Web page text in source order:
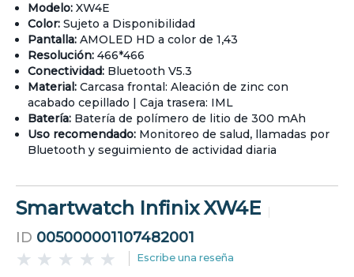
Modelo: XW4E
Color: Sujeto a Disponibilidad
Pantalla: AMOLED HD a color de 1,43
Resolución: 466*466
Conectividad: Bluetooth V5.3
Material: Carcasa frontal: Aleación de zinc con
acabado cepillado | Caja trasera: IML
Batería: Batería de polímero de litio de 300 mAh
Uso recomendado: Monitoreo de salud, llamadas por
Bluetooth y seguimiento de actividad diaria
Smartwatch Infinix XW4E
ID 005000001107482001
Escribe una reseña